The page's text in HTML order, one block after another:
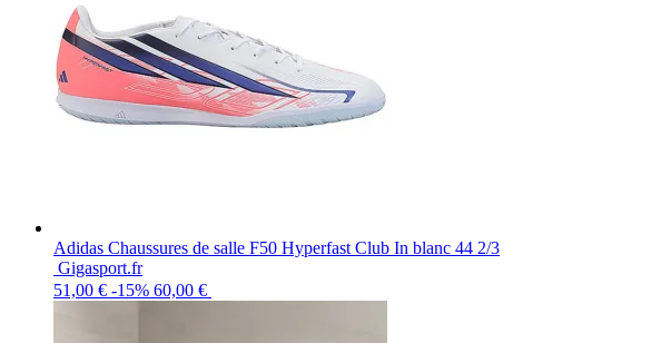
Adidas Chaussures de salle F50 Hyperfast Club In blanc 44 2/3
Gigasport.fr
51,00 € -15% 60,00 €